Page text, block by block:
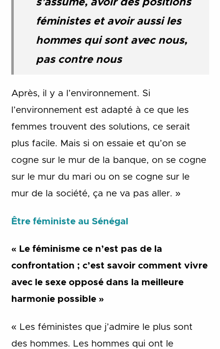
s’assume, avoir des positions
féministes et avoir aussi les
hommes qui sont avec nous,
pas contre nous
Après, il y a l’environnement. Si
l’environnement est adapté à ce que les
femmes trouvent des solutions, ce serait
plus facile. Mais si on essaie et qu’on se
cogne sur le mur de la banque, on se cogne
sur le mur du mari ou on se cogne sur le
mur de la société, ça ne va pas aller. »
Être féministe au Sénégal
« Le féminisme ce n’est pas de la
confrontation ; c’est savoir comment vivre
avec le sexe opposé dans la meilleure
harmonie possible »
« Les féministes que j’admire le plus sont
des hommes. Les hommes qui ont le